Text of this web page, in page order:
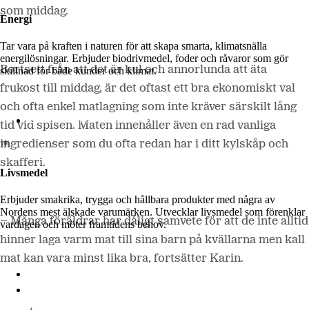
Energi
Tar vara på kraften i naturen för att skapa smarta, klimatsnälla
energilösningar. Erbjuder biodrivmedel, foder och råvaror som gör
skillnad för både kunder och klimat.
Lantmännen Biorefineries
Livsmedel
Erbjuder smakrika, trygga och hållbara produkter med några av
Nordens mest älskade varumärken. Utvecklar livsmedel som förenklar
vardagen och möter framtidens behov.
som middag.
Bortsett från att det är kul och annorlunda att äta
frukost till middag, är det oftast ett bra ekonomiskt val
och ofta enkel matlagning som inte kräver särskilt lång
tid vid spisen. Maten innehåller även en rad vanliga
ingredienser som du ofta redan har i ditt kylskåp och
skafferi.
– Många föräldrar har dåligt samvete för att de inte alltid
hinner laga varm mat till sina barn på kvällarna men kall
mat kan vara minst lika bra, fortsätter Karin.